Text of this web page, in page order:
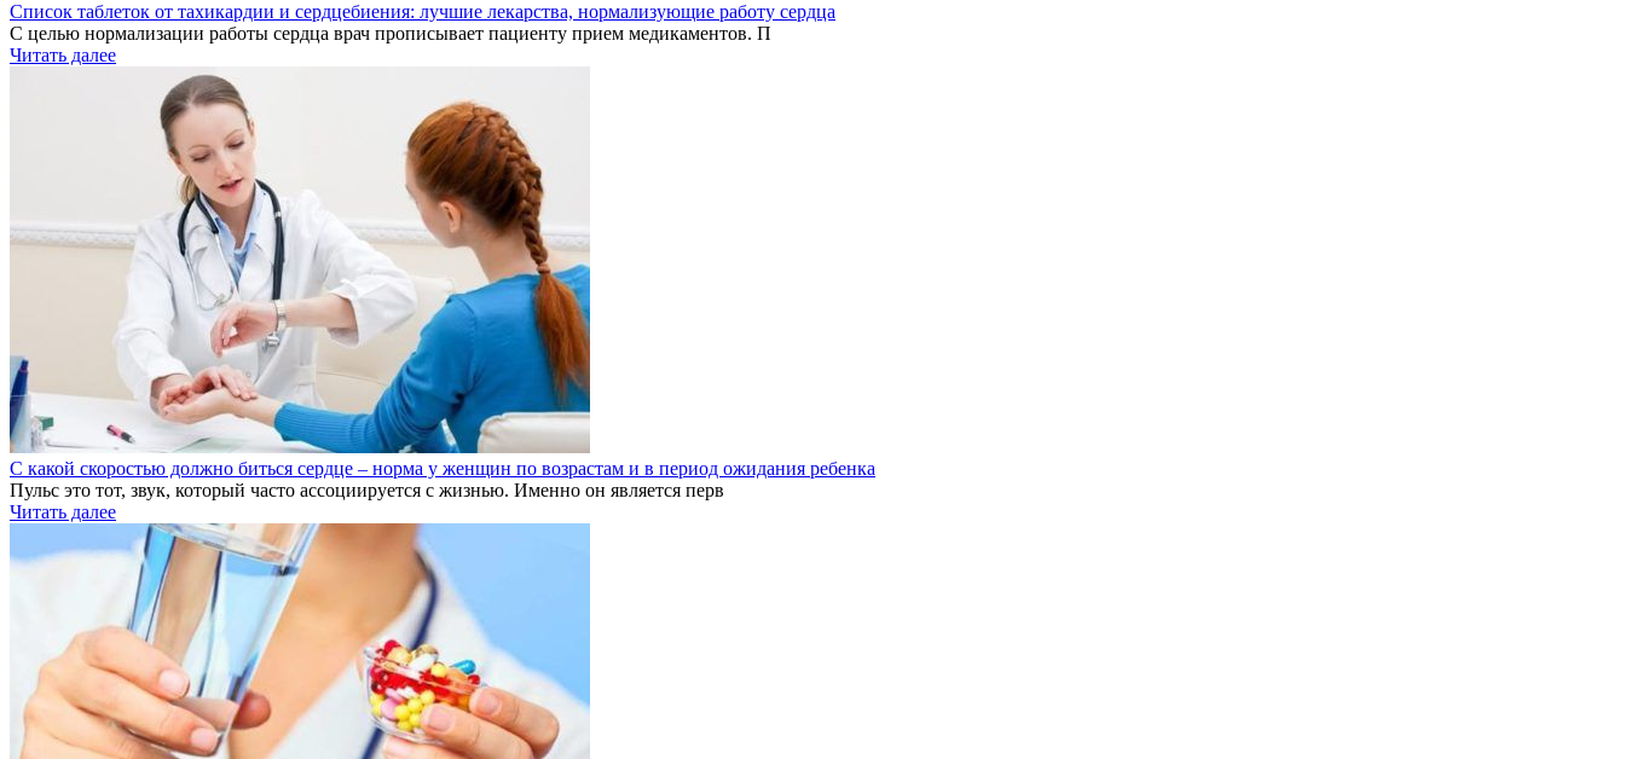
Список таблеток от тахикардии и сердцебиения: лучшие лекарства, нормализующие работу сердца
С целью нормализации работы сердца врач прописывает пациенту прием медикаментов. П
Читать далее
С какой скоростью должно биться сердце – норма у женщин по возрастам и в период ожидания ребенка
Пульс это тот, звук, который часто ассоциируется с жизнью. Именно он является перв
Читать далее